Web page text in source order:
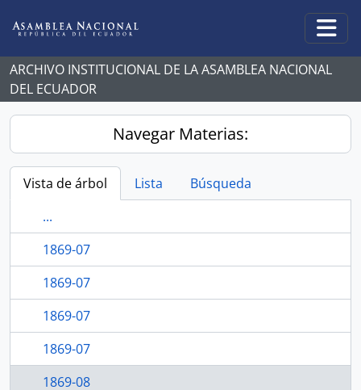
ARCHIVO INSTITUCIONAL DE LA ASAMBLEA NACIONAL
DEL ECUADOR
Navegar Materias:
Vista de árbol Lista
Búsqueda
...
1869-07
1869-07
1869-07
1869-07
1869-08